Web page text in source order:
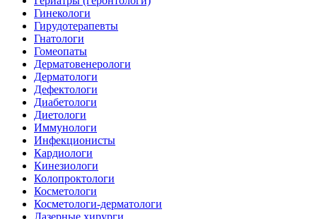
Гинекологи
Гирудотерапевты
Гнатологи
Гомеопаты
Дерматовенерологи
Дерматологи
Дефектологи
Диабетологи
Диетологи
Иммунологи
Инфекционисты
Кардиологи
Кинезиологи
Колопроктологи
Косметологи
Косметологи-дерматологи
Лазерные хирурги